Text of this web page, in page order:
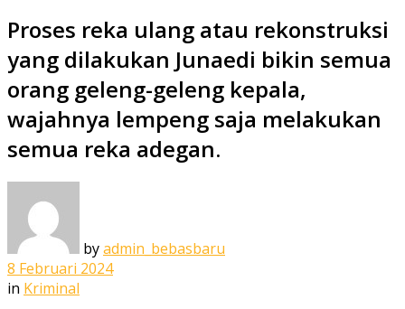
Proses reka ulang atau rekonstruksi
yang dilakukan Junaedi bikin semua
orang geleng-geleng kepala,
wajahnya lempeng saja melakukan
semua reka adegan.
byadmin_bebasbaru
8 Februari 2024
in Kriminal